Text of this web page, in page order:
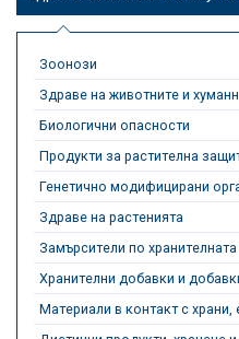
Зоонози
Здраве на животните и
Биологични опасности
Продукти за растителна
Генетично модифицирани
Здраве на растенията
Замърсители по хранителната
Хранителни добавки и
Материали в контакт с